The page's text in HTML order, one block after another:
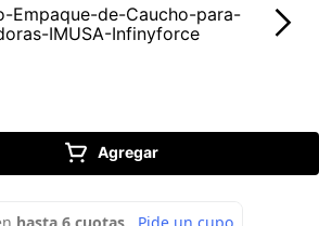
Agregar